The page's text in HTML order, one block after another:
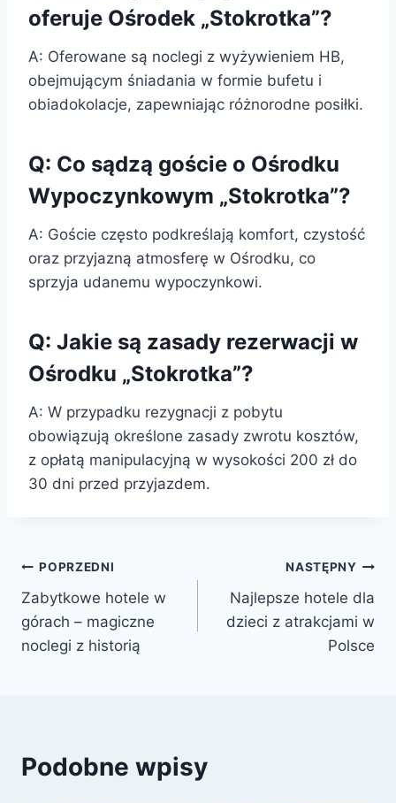
oferuje Ośrodek „Stokrotka”?
A: Oferowane są noclegi z wyżywieniem HB,
obejmującym śniadania w formie bufetu i
obiadokolacje, zapewniając różnorodne posiłki.
Q: Co sądzą goście o Ośrodku
Wypoczynkowym „Stokrotka”?
A: Goście często podkreślają komfort, czystość
oraz przyjazną atmosferę w Ośrodku, co
sprzyja udanemu wypoczynkowi.
Q: Jakie są zasady rezerwacji w
Ośrodku „Stokrotka”?
A: W przypadku rezygnacji z pobytu
obowiązują określone zasady zwrotu kosztów,
z opłatą manipulacyjną w wysokości 200 zł do
30 dni przed przyjazdem.
Nawigacja
wpisu
POPRZEDNI
Zabytkowe hotele w
górach – magiczne
noclegi z historią
NASTĘPNY
Najlepsze hotele dla
dzieci z atrakcjami w
Polsce
Podobne wpisy